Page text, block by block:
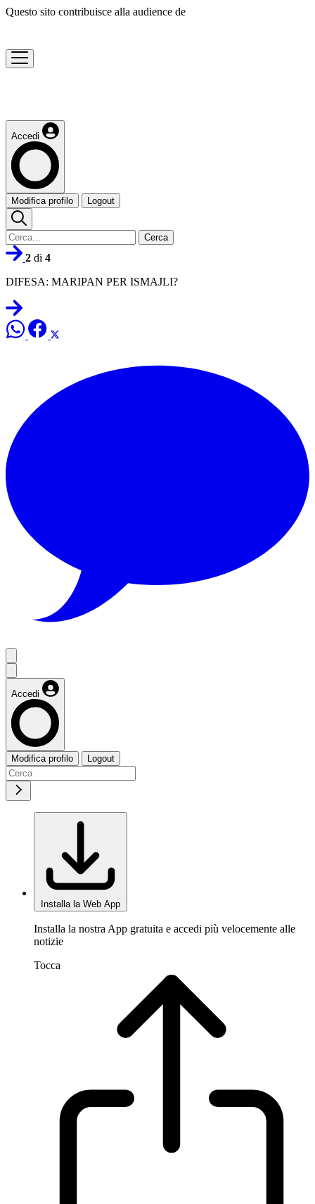
Questo sito contribuisce alla audience de
Accedi
Modifica profilo Logout
Cerca
2 di 4
DIFESA: MARIPAN PER ISMAJLI?
Accedi
Modifica profilo Logout
Installa la Web App
Installa la nostra App gratuita e accedi più velocemente alle
notizie
Tocca